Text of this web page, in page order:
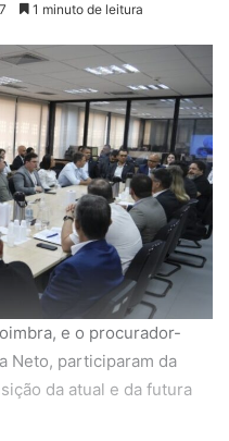
1 minuto de leitura
e o procurador-
Neto, participaram da
da atual e da futura